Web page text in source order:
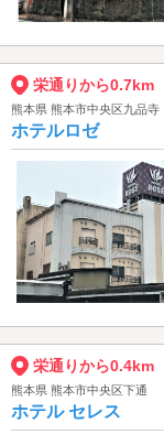
栄通りから0.7km
熊本県 熊本市中央区九品寺
ホテルロゼ
栄通りから0.4km
熊本県 熊本市中央区下通
ホテル セレス